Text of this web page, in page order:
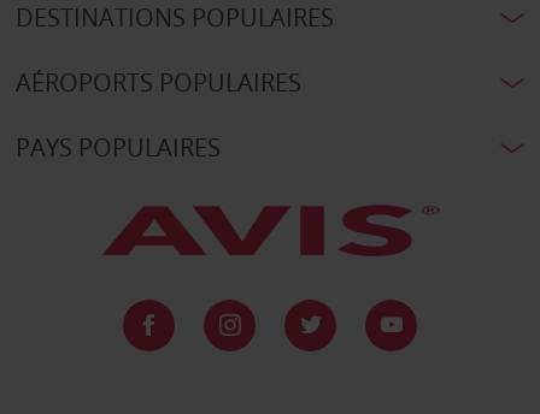
DESTINATIONS POPULAIRES
AÉROPORTS POPULAIRES
PAYS POPULAIRES